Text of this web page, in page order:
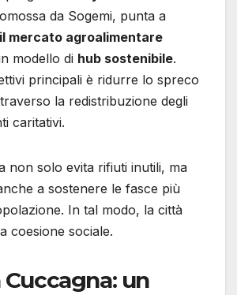
da Sogemi, punta a
mercato agroalimentare
modello di hub sostenibile.
principali è ridurre lo spreco
la redistribuzione degli
caritativi.
non solo evita rifiuti inutili, ma
a sostenere le fasce più
In tal modo, la città
coesione sociale.
Cuccagna: un